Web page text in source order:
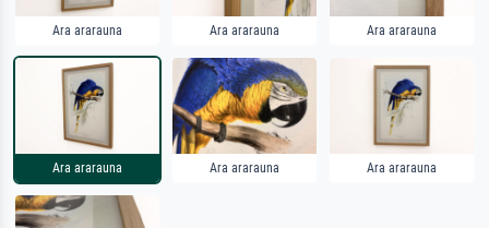
Ara ararauna Ara ararauna Ara ararauna
Ara ararauna Ara ararauna Ara ararauna